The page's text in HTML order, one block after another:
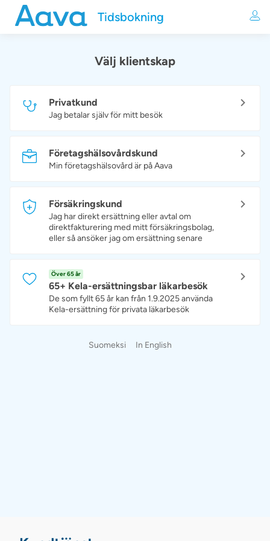
Tidsbokning
Välj klientskap
Privatkund
Jag betalar själv för mitt besök
Företagshälsovårdskund
Min företagshälsovård är på Aava
Försäkringskund
Jag har direkt ersättning eller avtal om
direktfakturering med mitt försäkringsbolag,
eller så ansöker jag om ersättning senare
Över 65 år
65+ Kela-ersättningsbar läkarbesök
De som fyllt 65 år kan från 1.9.2025 använda
Kela-ersättning för privata läkarbesök
Suomeksi In English